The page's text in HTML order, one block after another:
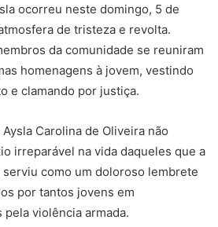
ocorreu neste domingo, 5 de
de tristeza e revolta.
da comunidade se reuniram
homenagens à jovem, vestindo
e clamando por justiça.
Carolina de Oliveira não
irreparável na vida daqueles que a
serviu como um doloroso lembrete
por tantos jovens em
violência armada.